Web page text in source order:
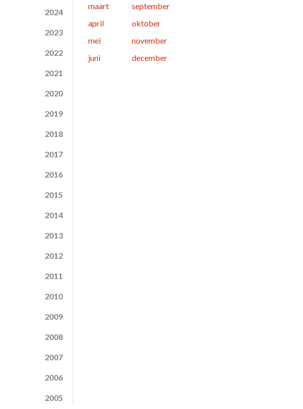
2024
2023
2022
2021
2020
2019
2018
2017
2016
2015
2014
2013
2012
2011
2010
2009
2008
2007
2006
2005
maart
april
mei
juni
september
oktober
november
december